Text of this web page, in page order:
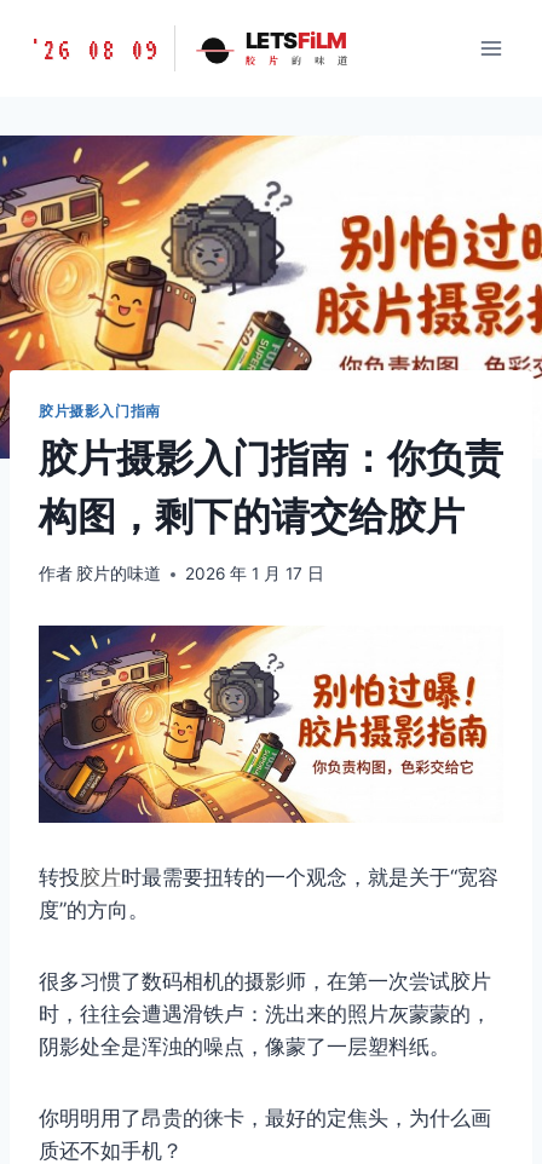
胶
味
道
LETSFILM
'26 08 09 LETSFiLM
胶 片 的 味 道
胶片摄影入门指南
胶片摄影入门指南：你负责
构图，剩下的请交给胶片
作者 胶片的味道 2026 年 1 月 17 日
转投胶片时最需要扭转的一个观念，就是关于“宽容
度”的方向。
很多习惯了数码相机的摄影师，在第一次尝试胶片
时，往往会遭遇滑铁卢：洗出来的照片灰蒙蒙的，
阴影处全是浑浊的噪点，像蒙了一层塑料纸。
你明明用了昂贵的徕卡，最好的定焦头，为什么画
质还不如手机？